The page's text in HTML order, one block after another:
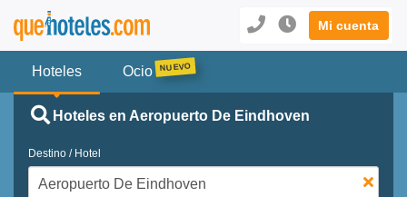
Mi cuenta
Hoteles Ocio
Hoteles en Aeropuerto De Eindhoven
Destino / Hotel